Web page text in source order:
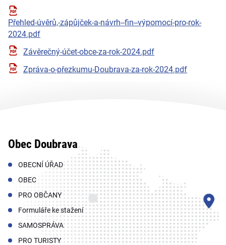
Přehled-úvěrů,-zápůjček-a-návrh--fin--výpomocí-pro-rok-
2024.pdf
Závěrečný-účet-obce-za-rok-2024.pdf
Zpráva-o-přezkumu-Doubrava-za-rok-2024.pdf
Obec Doubrava
OBECNÍ ÚŘAD
OBEC
PRO OBČANY
Formuláře ke stažení
SAMOSPRÁVA
PRO TURISTY